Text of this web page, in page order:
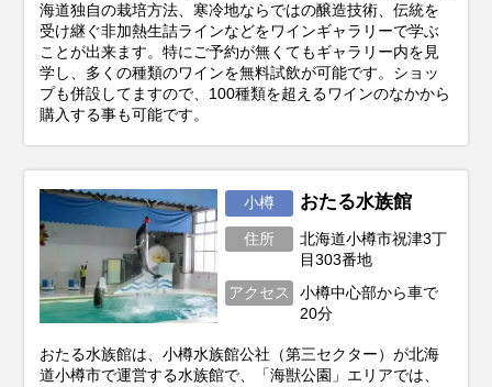
海道独自の栽培方法、寒冷地ならではの醸造技術、伝統を
受け継ぐ非加熱生詰ラインなどをワインギャラリーで学ぶ
ことが出来ます。特にご予約が無くてもギャラリー内を見
学し、多くの種類のワインを無料試飲が可能です。ショッ
プも併設してますので、100種類を超えるワインのなかから
購入する事も可能です。
小樽 おたる水族館
住所
北海道小樽市祝津3丁
目303番地
アクセス
小樽中心部から車で
20分
おたる水族館は、小樽水族館公社（第三セクター）が北海
道小樽市で運営する水族館で、「海獣公園」エリアでは、